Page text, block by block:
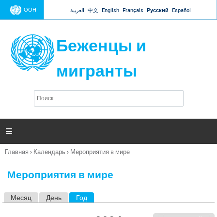
Jump to navigation
ООН العربية 中文 English Français Русский Español
Беженцы и
мигранты
п
и

Вы
Главная › Календарь › Мероприятия в мире
Мероприятия в мире
Месяц День Год